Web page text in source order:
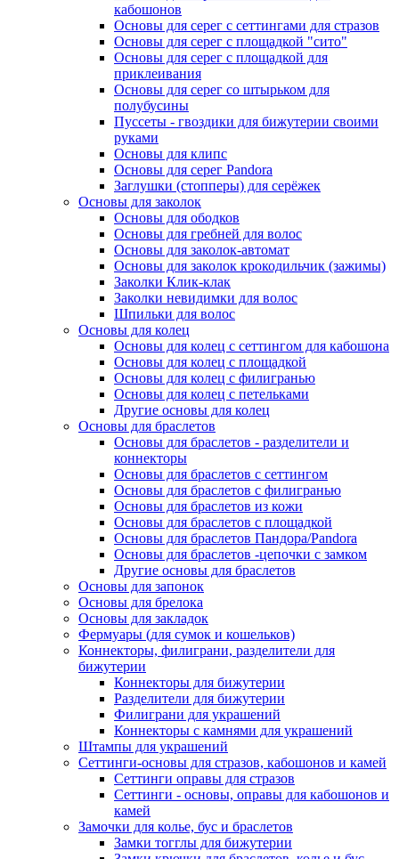
кабошонов
Основы для серег с сеттингами для стразов
Основы для серег с площадкой "сито"
Основы для серег с площадкой для
приклеивания
Основы для серег со штырьком для
полубусины
Пуссеты - гвоздики для бижутерии своими
руками
Основы для клипс
Основы для серег Pandora
Заглушки (стопперы) для серёжек
Основы для заколок
Основы для ободков
Основы для гребней для волос
Основы для заколок-автомат
Основы для заколок крокодильчик (зажимы)
Заколки Клик-клак
Заколки невидимки для волос
Шпильки для волос
Основы для колец
Основы для колец с сеттингом для кабошона
Основы для колец с площадкой
Основы для колец с филигранью
Основы для колец с петельками
Другие основы для колец
Основы для браслетов
Основы для браслетов - разделители и
коннекторы
Основы для браслетов с сеттингом
Основы для браслетов с филигранью
Основы для браслетов из кожи
Основы для браслетов с площадкой
Основы для браслетов Пандора/Pandora
Основы для браслетов -цепочки с замком
Другие основы для браслетов
Основы для запонок
Основы для брелока
Основы для закладок
Фермуары (для сумок и кошельков)
Коннекторы, филиграни, разделители для
бижутерии
Коннекторы для бижутерии
Разделители для бижутерии
Филиграни для украшений
Коннекторы с камнями для украшений
Штампы для украшений
Сеттинги-основы для стразов, кабошонов и камей
Сеттинги оправы для стразов
Сеттинги - основы, оправы для кабошонов и
камей
Замочки для колье, бус и браслетов
Замки тогглы для бижутерии